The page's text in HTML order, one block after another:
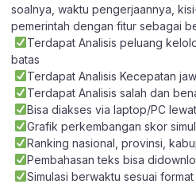
soalnya, waktu pengerjaannya,
pemerintah dengan fitur sebagai
Terdapat Analisis peluang
batas
Terdapat Analisis Kecepatan
Terdapat Analisis salah dan
Bisa diakses via laptop/PC
Grafik perkembangan skor
Ranking nasional, provinsi,
Pembahasan teks bisa
Simulasi berwaktu sesuai